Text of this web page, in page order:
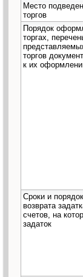
Место
торгов
Порядок
торгах,
торгов
к их
Сроки и
возврата
счетов, на
задаток